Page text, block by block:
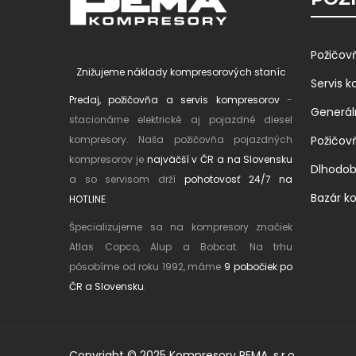
Znižujeme náklady kompresorových staníc
Predaj, požičovňa a servis kompresorov-
stacionárne elektrické aj pojazdné diesel
kompresory. Naša požičovňa pojazdných
kompresorov je najväčší v ČR a na Slovensku
a so servisom drží pohotovosť 24/7 na
HOTLINE.
Špecializujeme sa na kompresory značiek
Atlas Copco, Alup a Bobcat. Na trhu
pôsobíme od roku 1992, máme 9 pobočiek po
ČR a Slovensku.
Servis
Bazár